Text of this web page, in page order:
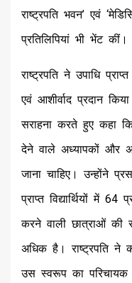
राष्ट्रपति भवन’ एवं
प्रतिलिपियां भी भेंट कीं।
राष्ट्रपति ने उपाधि
एवं आशीर्वाद प्रदान
सराहना करते हुए कहा कि
देने वाले अध्यापकों और
जाना चाहिए। उन्होंने
प्राप्त विद्यार्थियों में
करने वाली छात्राओं की
अधिक है। राष्ट्रपति ने
उस स्वरूप का परिचायक